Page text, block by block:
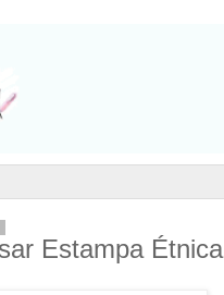
Estampa Étnica